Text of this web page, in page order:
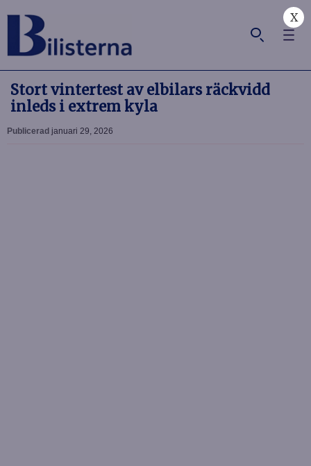
X
Stort vintertest av elbilars räckvidd
inleds i extrem kyla
Publicerad januari 29, 2026